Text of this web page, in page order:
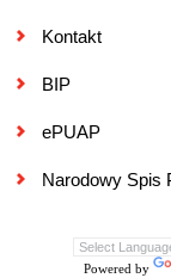
Kontakt
BIP
ePUAP
Narodowy Spis
Powered by